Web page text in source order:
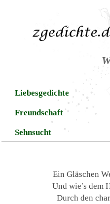
Liebesgedichte
Freundschaft
Sehnsucht
Ein Gläschen
Und wie′s dem
Durch den